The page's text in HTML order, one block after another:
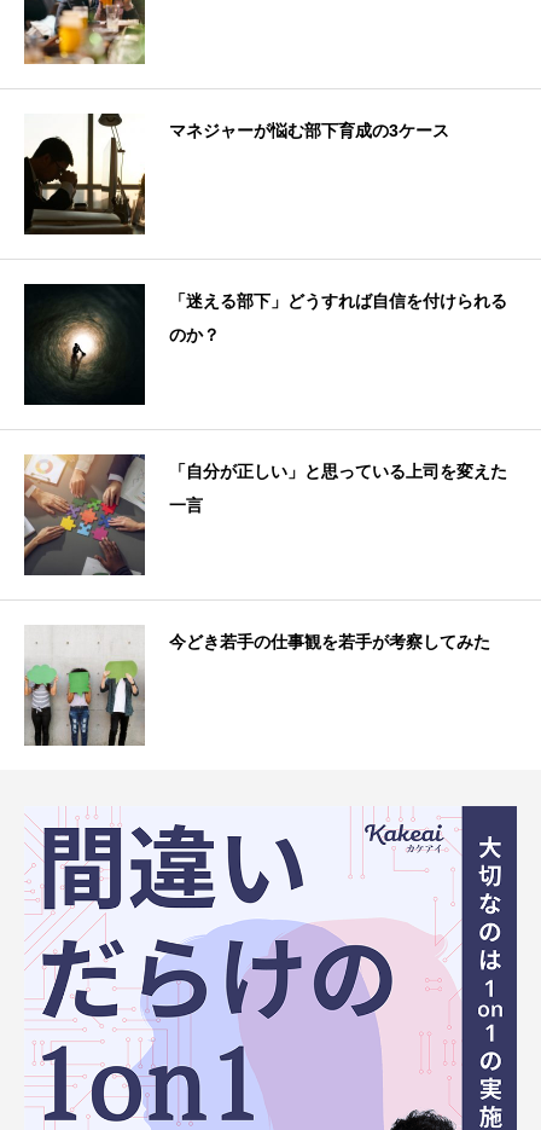
マネジャーが悩む部下育成の3ケース
「迷える部下」どうすれば自信を付けられる
のか？
「自分が正しい」と思っている上司を変えた
一言
今どき若手の仕事観を若手が考察してみた